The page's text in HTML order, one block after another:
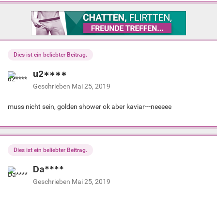
Dies ist ein beliebter Beitrag.
u2****
Geschrieben Mai 25, 2019
muss nicht sein, golden shower ok aber kaviar---neeeee
Dies ist ein beliebter Beitrag.
Da****
Geschrieben Mai 25, 2019